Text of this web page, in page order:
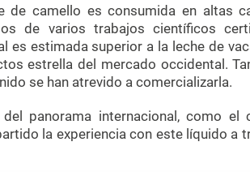
de camello es consumida en altas
de varios trabajos científicos
es estimada superior a la leche de
estrella del mercado occidental.
se han atrevido a comercializarla.
panorama internacional, como el
la experiencia con este líquido a